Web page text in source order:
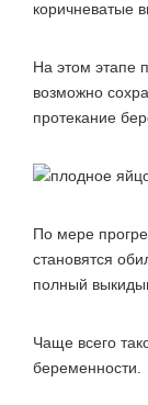
коричневатые
На этом этапе
возможно
протекание
По мере
становятся
полный
Чаще всего
беременности.